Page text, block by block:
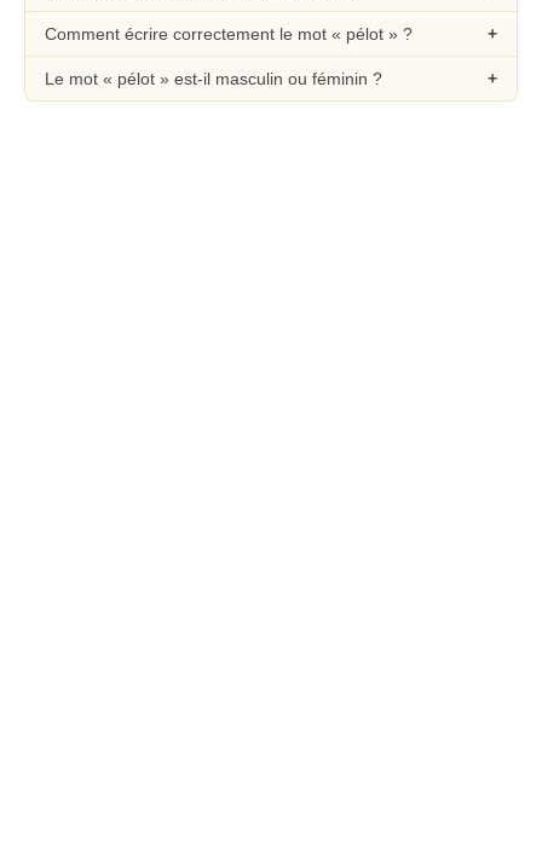
Comment écrire correctement le mot « pélot » ?
Le mot « pélot » est-il masculin ou féminin ?